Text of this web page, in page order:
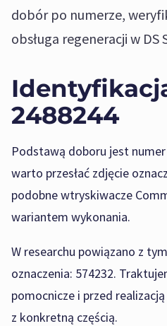
dobór po numerze,
obsługa regeneracji w DS
2488244
Podstawą doboru jest
warto przesłać zdjęcie
podobne wtryskiwacze
wariantem wykonania.
W researchu powiązano z
oznaczenia: 574232.
pomocnicze i przed
z konkretną częścią.